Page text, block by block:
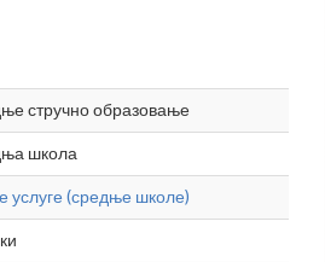
стручно образовање
школа
услуге (средње школе)